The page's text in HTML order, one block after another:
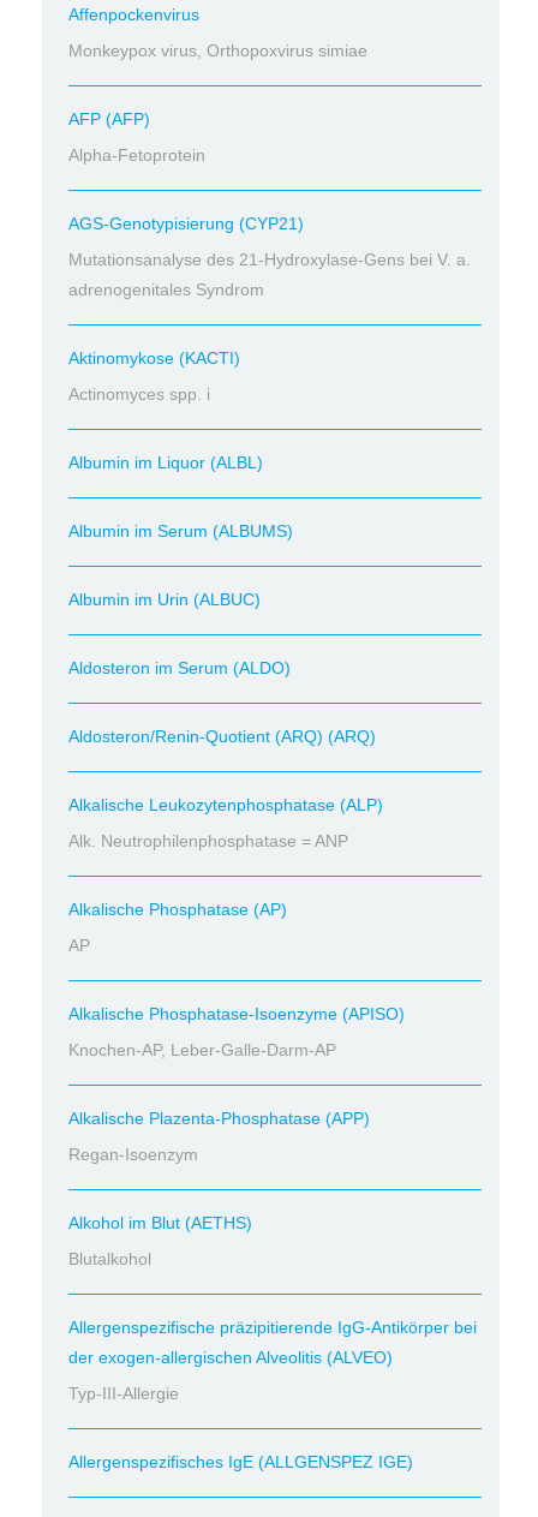
Affenpockenvirus
Monkeypox virus, Orthopoxvirus simiae
AFP (AFP)
Alpha-Fetoprotein
AGS-Genotypisierung (CYP21)
Mutationsanalyse des 21-Hydroxylase-Gens bei V. a.
adrenogenitales Syndrom
Aktinomykose (KACTI)
Actinomyces spp. i
Albumin im Liquor (ALBL)
Albumin im Serum (ALBUMS)
Albumin im Urin (ALBUC)
Aldosteron im Serum (ALDO)
Aldosteron/Renin-Quotient (ARQ) (ARQ)
Alkalische Leukozytenphosphatase (ALP)
Alk. Neutrophilenphosphatase = ANP
Alkalische Phosphatase (AP)
AP
Alkalische Phosphatase-Isoenzyme (APISO)
Knochen-AP, Leber-Galle-Darm-AP
Alkalische Plazenta-Phosphatase (APP)
Regan-Isoenzym
Alkohol im Blut (AETHS)
Blutalkohol
Allergenspezifische präzipitierende IgG-Antikörper bei
der exogen-allergischen Alveolitis (ALVEO)
Typ-III-Allergie
Allergenspezifisches IgE (ALLGENSPEZ IGE)